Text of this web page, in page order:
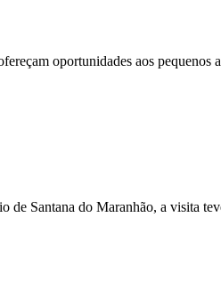
oportunidades aos pequenos
de Santana do Maranhão, a visita